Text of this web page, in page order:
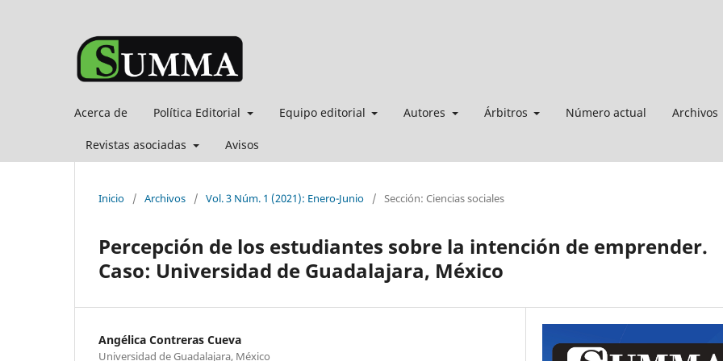
Acerca de Política Editorial Equipo editorial Autores Árbitros Número actual Archivos
Revistas asociadas Avisos
Inicio / Archivos / Vol. 3 Núm. 1 (2021): Enero-Junio / Sección: Ciencias sociales
Percepción de los estudiantes sobre la intención de emprender.
Caso: Universidad de Guadalajara, México
Angélica Contreras Cueva
Universidad de Guadalajara, México